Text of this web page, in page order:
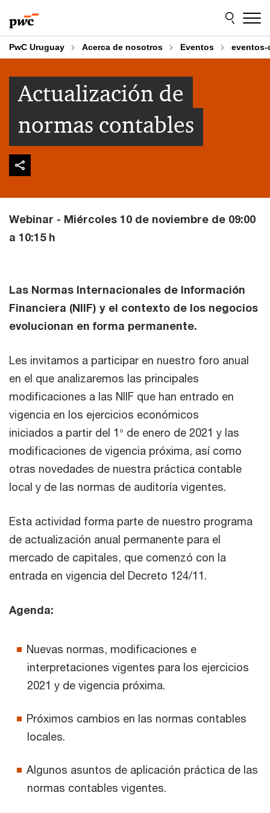
to
content
to
footer
PwC Uruguay Acerca de nosotros Eventos
Actualización de
normas contables
Webinar - Miércoles 10 de noviembre de 09:00
a 10:15 h
Las Normas Internacionales de Información
Financiera (NIIF) y el contexto de los negocios
evolucionan en forma permanente.
Les invitamos a participar en nuestro foro anual
en el que analizaremos las principales
modificaciones a las NIIF que han entrado en
vigencia en los ejercicios económicos
iniciados a partir del 1° de enero de 2021 y las
modificaciones de vigencia próxima, así como
otras novedades de nuestra práctica contable
local y de las normas de auditoría vigentes.
Esta actividad forma parte de nuestro programa
de actualización anual permanente para el
mercado de capitales, que comenzó con la
entrada en vigencia del Decreto 124/11.
Agenda:
Nuevas normas, modificaciones e
interpretaciones vigentes para los ejercicios
2021 y de vigencia próxima.
Próximos cambios en las normas contables
locales.
Algunos asuntos de aplicación práctica de las
normas contables vigentes.